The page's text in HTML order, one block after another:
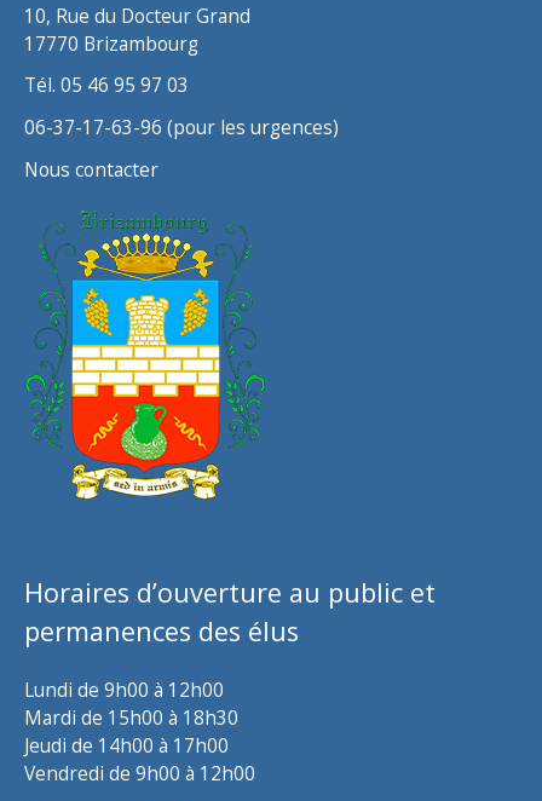
10, Rue du Docteur Grand
17770 Brizambourg
Tél. 05 46 95 97 03
06-37-17-63-96 (pour les urgences)
Nous contacter
Horaires d’ouverture au public et
permanences des élus
Lundi de 9h00 à 12h00
Mardi de 15h00 à 18h30
Jeudi de 14h00 à 17h00
Vendredi de 9h00 à 12h00